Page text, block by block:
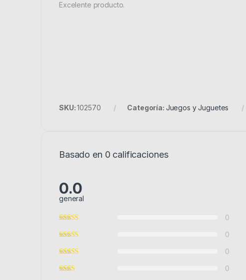
Excelente producto.
SKU:102570 Categoría: Juegos y Juguetes
Basado en 0 calificaciones
0.0
general
0
0
0
0